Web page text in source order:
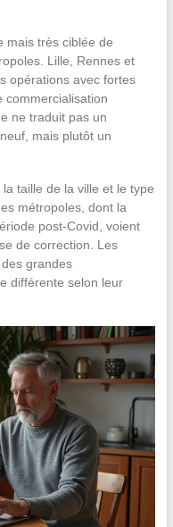
mais très ciblée de
Lille, Rennes et
opérations avec fortes
commercialisation
ne traduit pas un
mais plutôt un
taille de la ville et le type
métropoles, dont la
post-Covid, voient
de correction. Les
grandes
différente selon leur